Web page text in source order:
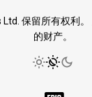
保留所有权利
的财产。